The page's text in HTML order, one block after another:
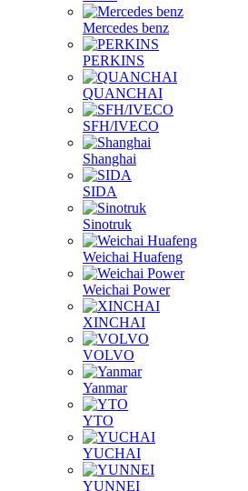
Mercedes benz
PERKINS
QUANCHAI
SFH/IVECO
Shanghai
SIDA
Sinotruk
Weichai Huafeng
Weichai Power
XINCHAI
VOLVO
Yanmar
YTO
YUCHAI
YUNNEI